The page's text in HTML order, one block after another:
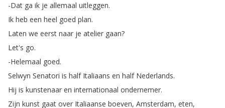
-Dat ga ik je allemaal uitleggen.
Ik heb een heel goed plan.
Laten we eerst naar je atelier gaan?
Let's go.
-Helemaal goed.
Selwyn Senatori is half Italiaans en half Nederlands.
Hij is kunstenaar en internationaal ondernemer.
Zijn kunst gaat over Italiaanse boeven, Amsterdam, eten,